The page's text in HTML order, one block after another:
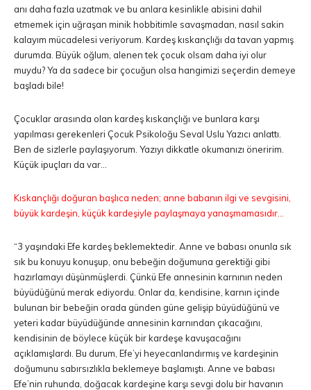
anı daha fazla uzatmak ve bu anlara kesinlikle abisini dahil
etmemek için uğraşan minik hobbitimle savaşmadan, nasıl sakin
kalayım mücadelesi veriyorum. Kardeş kıskançlığı da tavan yapmış
durumda. Büyük oğlum, alenen tek çocuk olsam daha iyi olur
muydu? Ya da sadece bir çocuğun olsa hangimizi seçerdin demeye
başladı bile!
Çocuklar arasında olan kardeş kıskançlığı ve bunlara karşı
yapılması gerekenleri Çocuk Psikoloğu Seval Uslu Yazıcı anlattı.
Ben de sizlerle paylaşıyorum. Yazıyı dikkatle okumanızı öneririm.
Küçük ipuçları da var…
Kıskançlığı doğuran başlıca neden; anne babanın ilgi ve sevgisini,
büyük kardeşin, küçük kardeşiyle paylaşmaya yanaşmamasıdır…
“3 yaşındaki Efe kardeş beklemektedir. Anne ve babası onunla sık
sık bu konuyu konuşup, onu bebeğin doğumuna gerektiği gibi
hazırlamayı düşünmüşlerdi. Çünkü Efe annesinin karnının neden
büyüdüğünü merak ediyordu. Onlar da, kendisine, karnın içinde
bulunan bir bebeğin orada günden güne gelişip büyüdüğünü ve
yeteri kadar büyüdüğünde annesinin karnından çıkacağını,
kendisinin de böylece küçük bir kardeşe kavuşacağını
açıklamışlardı. Bu durum, Efe’yi heyecanlandırmış ve kardeşinin
doğumunu sabırsızlıkla beklemeye başlamıştı. Anne ve babası
Efe’nin ruhunda, doğacak kardeşine karşı sevgi dolu bir havanın